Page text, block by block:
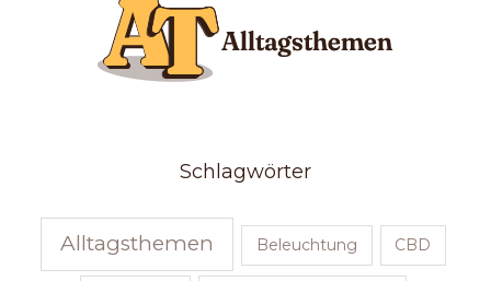
Schlagwörter
Alltagsthemen Beleuchtung CBD